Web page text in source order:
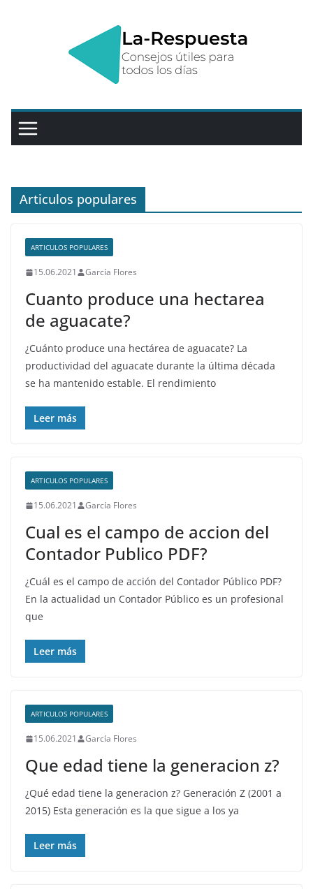
Articulos populares
ARTICULOS POPULARES
15.06.2021 García Flores
Cuanto produce una hectarea
de aguacate?
¿Cuánto produce una hectárea de aguacate? La
productividad del aguacate durante la última década
se ha mantenido estable. El rendimiento
Leer más
ARTICULOS POPULARES
15.06.2021 García Flores
Cual es el campo de accion del
Contador Publico PDF?
¿Cuál es el campo de acción del Contador Público PDF?
En la actualidad un Contador Público es un profesional
que
Leer más
ARTICULOS POPULARES
15.06.2021 García Flores
Que edad tiene la generacion z?
¿Qué edad tiene la generacion z? Generación Z (2001 a
2015) Esta generación es la que sigue a los ya
Leer más